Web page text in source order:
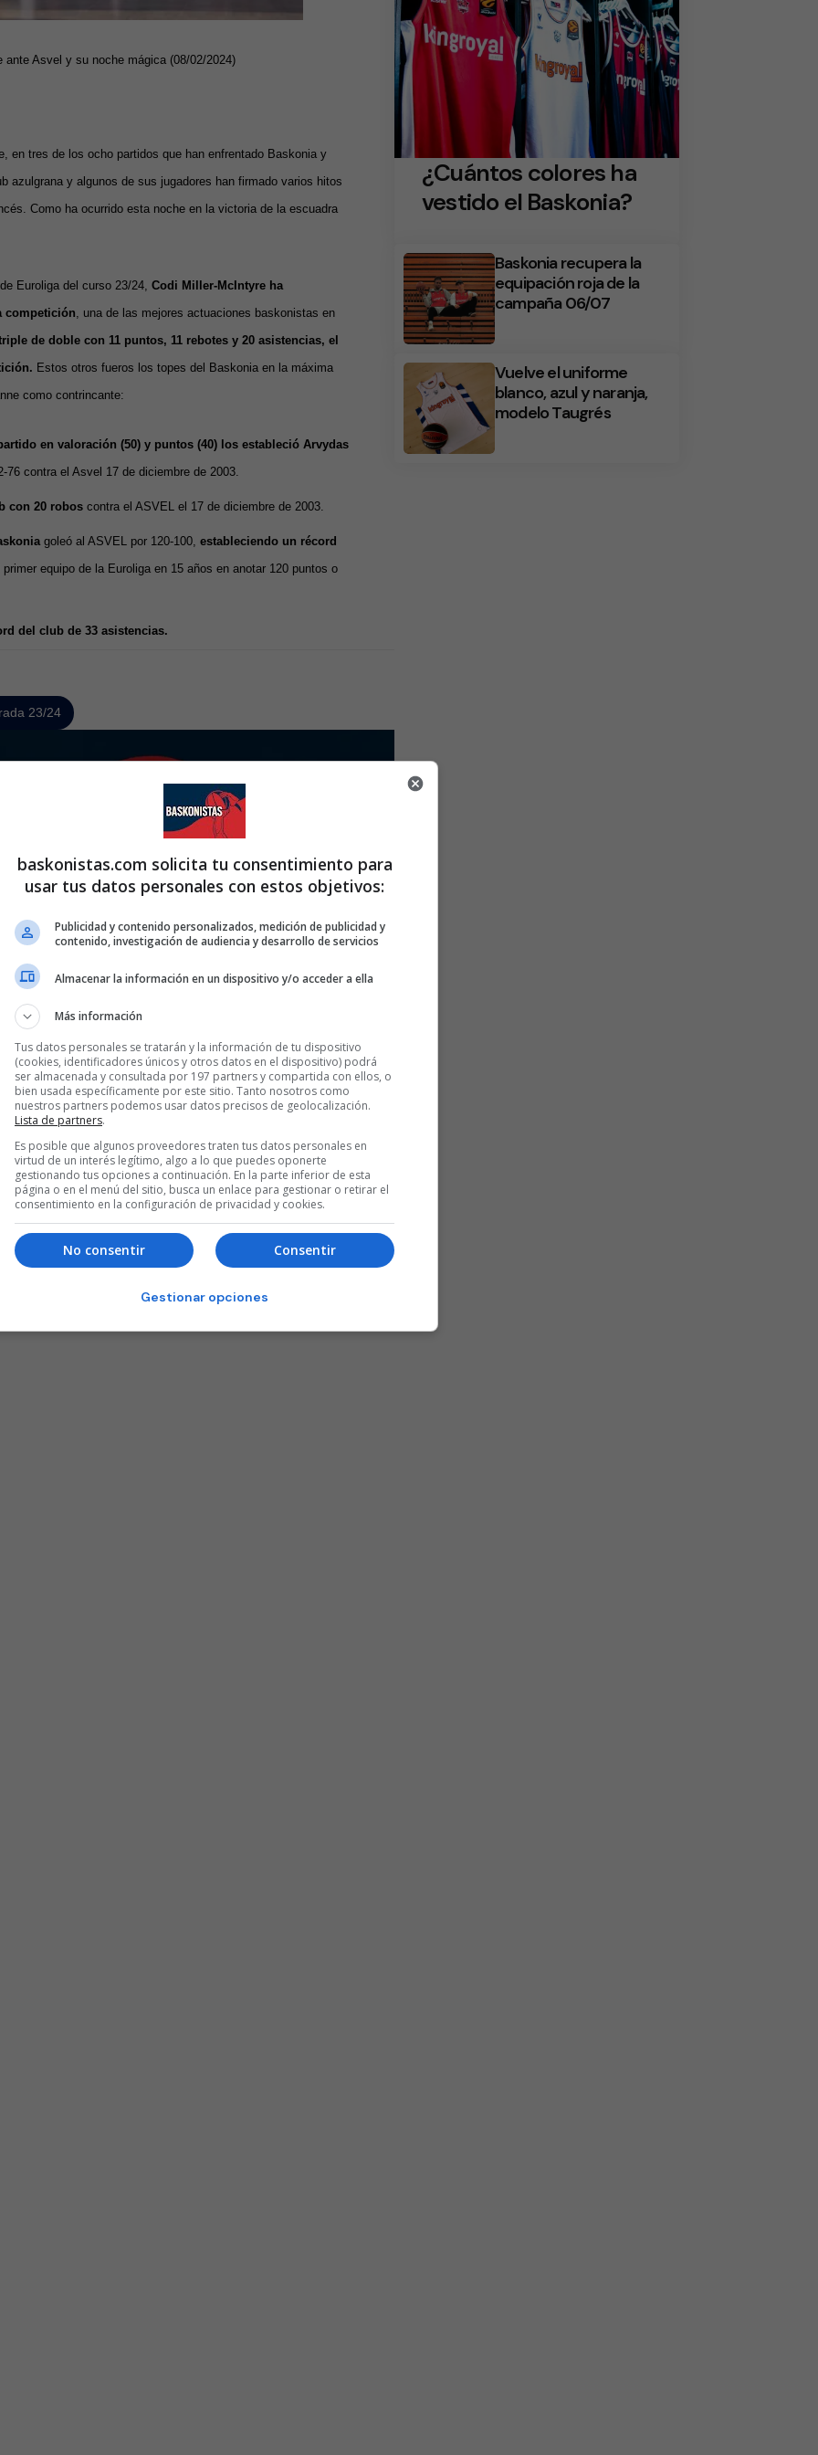
Asvel y su noche mágica (08/02/2024)
en tres de los ocho partidos que han enfrentado Baskonia y
azulgrana y algunos de sus jugadores han firmado varios hitos
Como ha ocurrido esta noche en la victoria de la escuadra
Euroliga del curso 23/24, Codi Miller-McIntyre ha
competición, una de las mejores actuaciones baskonistas en
de doble con 11 puntos, 11 rebotes y 20 asistencias, el
Estos otros fueros los topes del Baskonia en la máxima
como contrincante:
en valoración (50) y puntos (40) los estableció Arvydas
76 contra el Asvel 17 de diciembre de 2003.
con 20 robos contra el ASVEL el 17 de diciembre de 2003.
goleó al ASVEL por 120-100, estableciendo un récord
equipo de la Euroliga en 15 años en anotar 120 puntos o
del club de 33 asistencias.
23/24
¿Cuántos colores ha
vestido el Baskonia?
Baskonia recupera la
equipación roja de la
campaña 06/07
Vuelve el uniforme
blanco, azul y naranja,
modelo Taugrés
baskonistas.com solicita tu consentimiento para
usar tus datos personales con estos objetivos:
Publicidad y contenido personalizados, medición de publicidad y
contenido, investigación de audiencia y desarrollo de servicios
Almacenar la información en un dispositivo y/o acceder a ella
Más información
Tus datos personales se tratarán y la información de tu dispositivo
(cookies, identificadores únicos y otros datos en el dispositivo) podrá
ser almacenada y consultada por 197 partners y compartida con ellos, o
bien usada específicamente por este sitio. Tanto nosotros como
nuestros partners podemos usar datos precisos de geolocalización.
Lista de partners.
Es posible que algunos proveedores traten tus datos personales en
virtud de un interés legítimo, algo a lo que puedes oponerte
gestionando tus opciones a continuación. En la parte inferior de esta
página o en el menú del sitio, busca un enlace para gestionar o retirar el
consentimiento en la configuración de privacidad y cookies.
Consentir
No consentir
Gestionar opciones